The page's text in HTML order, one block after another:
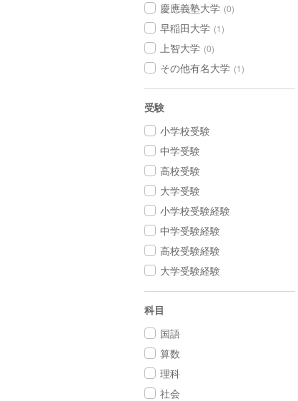
慶應義塾大学 (0)
早稲田大学 (1)
上智大学 (0)
その他有名大学 (1)
受験
小学校受験
中学受験
高校受験
大学受験
小学校受験経験
中学受験経験
高校受験経験
大学受験経験
科目
国語
算数
理科
社会